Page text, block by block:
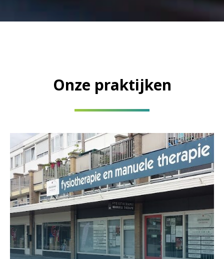
Onze praktijken